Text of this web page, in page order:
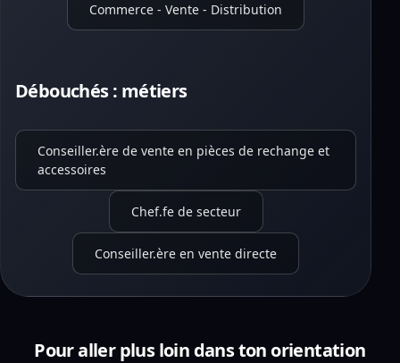
Commerce - Vente - Distribution
Débouchés : métiers
Conseiller.ère de vente en pièces de rechange et
accessoires
Chef.fe de secteur
Conseiller.ère en vente directe
Pour aller plus loin dans ton orientation